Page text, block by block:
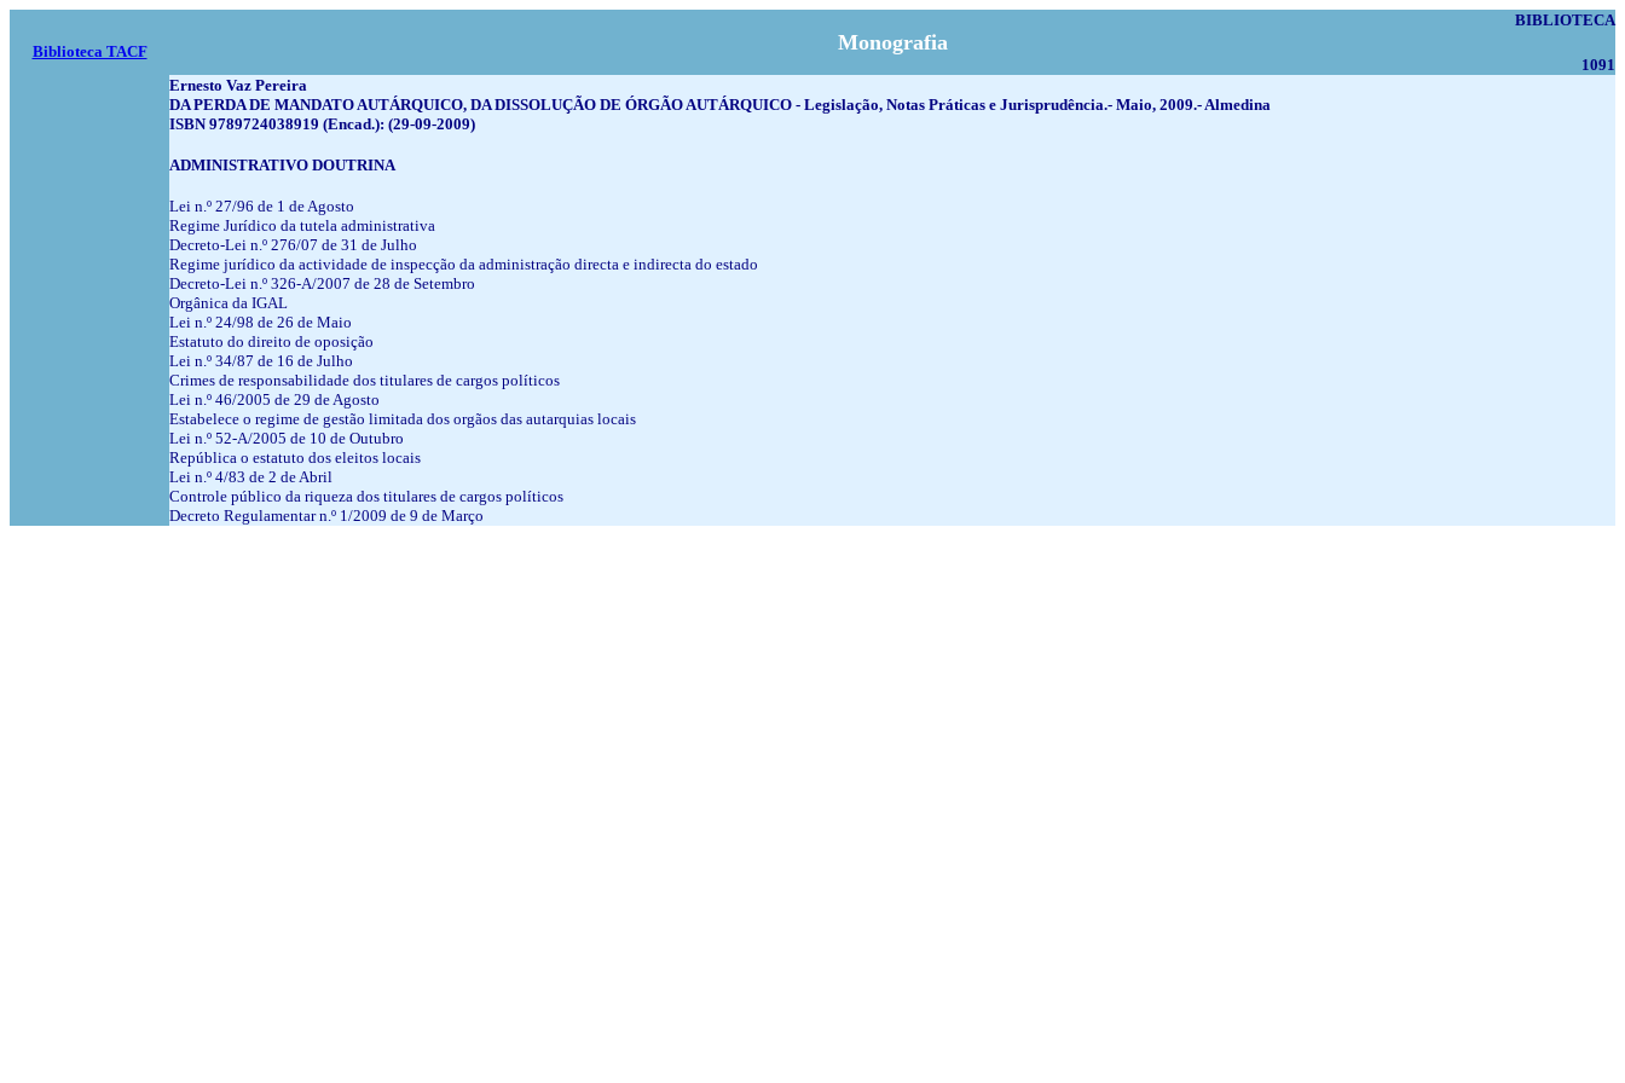
Biblioteca TACF
BIBLIOTECA
Monografia
1091
Ernesto Vaz Pereira
DA PERDA DE MANDATO AUTÁRQUICO, DA DISSOLUÇÃO DE ÓRGÃO AUTÁRQUICO - Legislação, Notas Práticas e Jurisprudência.- Maio, 2009.- Almedina
ISBN 9789724038919 (Encad.): (29-09-2009)
ADMINISTRATIVO DOUTRINA
Lei n.º 27/96 de 1 de Agosto
Regime Jurídico da tutela administrativa
Decreto-Lei n.º 276/07 de 31 de Julho
Regime jurídico da actividade de inspecção da administração directa e indirecta do estado
Decreto-Lei n.º 326-A/2007 de 28 de Setembro
Orgânica da IGAL
Lei n.º 24/98 de 26 de Maio
Estatuto do direito de oposição
Lei n.º 34/87 de 16 de Julho
Crimes de responsabilidade dos titulares de cargos políticos
Lei n.º 46/2005 de 29 de Agosto
Estabelece o regime de gestão limitada dos orgãos das autarquias locais
Lei n.º 52-A/2005 de 10 de Outubro
República o estatuto dos eleitos locais
Lei n.º 4/83 de 2 de Abril
Controle público da riqueza dos titulares de cargos políticos
Decreto Regulamentar n.º 1/2009 de 9 de Março